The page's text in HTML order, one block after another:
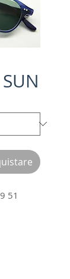
51